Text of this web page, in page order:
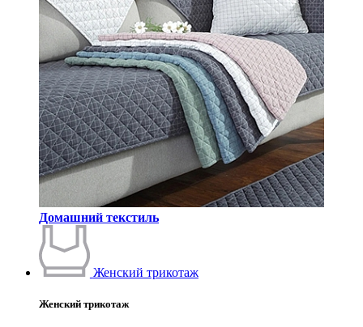
Домашний текстиль
Женский трикотаж
Женский трикотаж